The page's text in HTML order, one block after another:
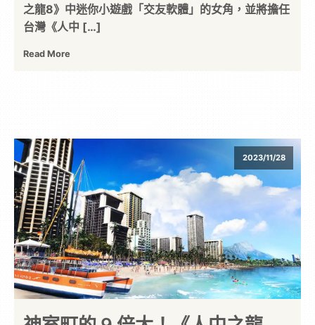
之龍8》中迷你小遊戲「交友軟體」的女角，並將擔任
台灣《人中 […]
Read More
2023/11/28